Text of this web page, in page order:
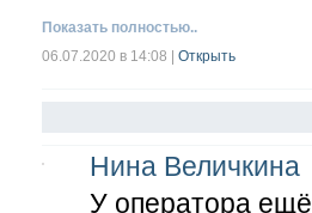
Соцсети, мессенджеры, музыкальные
--БЕСПЛАТНО ДОСТАВИМ СИМ-КАРТУ.
-УДОБНОЕ ПРИЛОЖЕНИЕ.
Меняйте тариф, управляйте сим-
--БЕЗ НЕОЖИДАННЫХ СПИСАНИЙ.
Показать полностью..
06.07.2020 в 14:08
Открыть
Нина Величкина
У оператора